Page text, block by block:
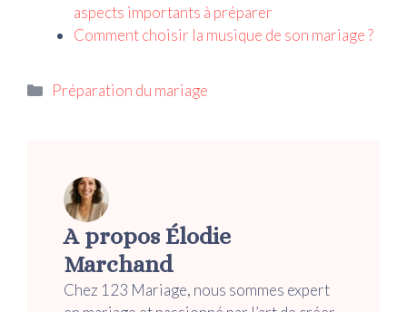
aspects importants à préparer
Comment choisir la musique de son mariage ?
Catégories
Préparation du mariage
A propos Élodie
Marchand
Chez 123 Mariage, nous sommes expert